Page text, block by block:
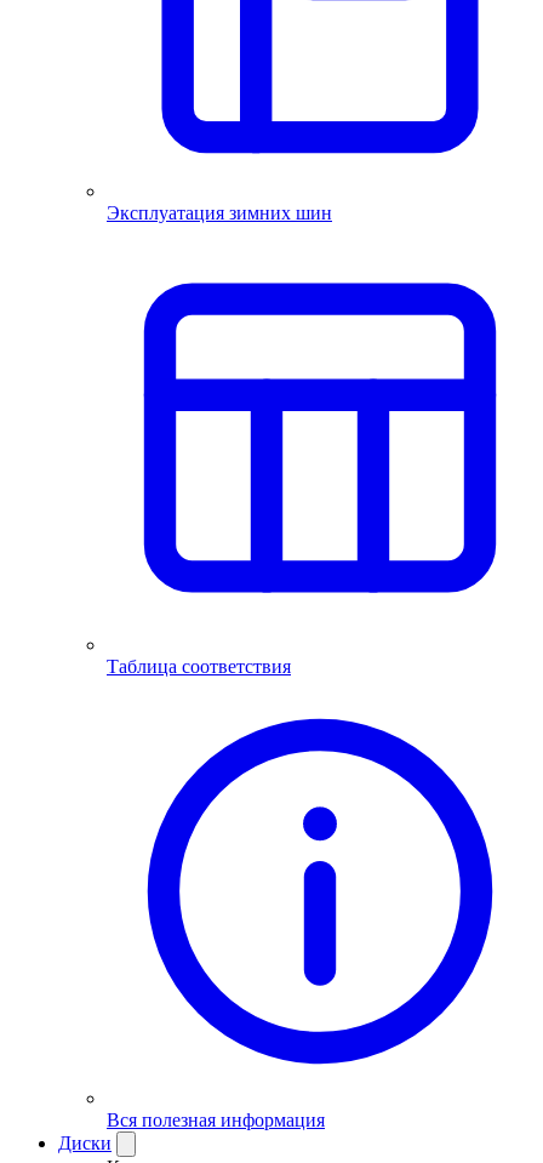
Эксплуатация зимних шин
Таблица соответствия
Вся полезная информация
Диски